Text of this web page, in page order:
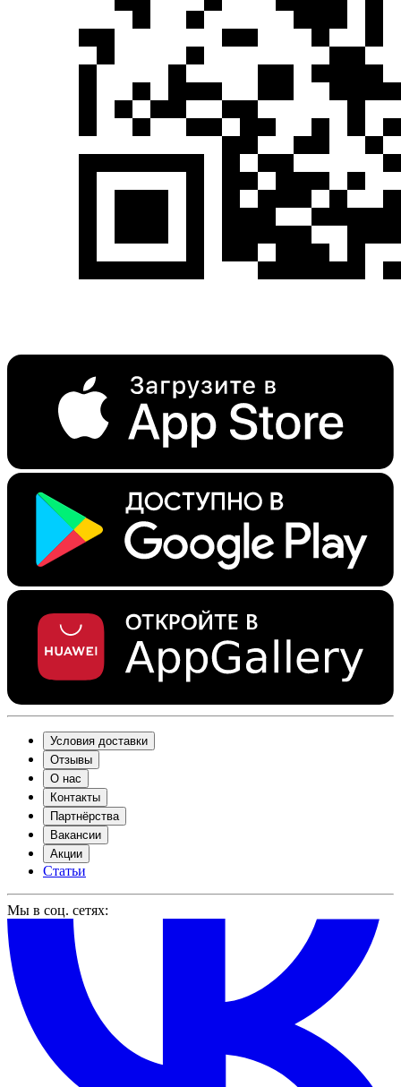
Условия доставки
Отзывы
О нас
Контакты
Партнёрства
Вакансии
Акции
Статьи
Мы в соц. сетях: